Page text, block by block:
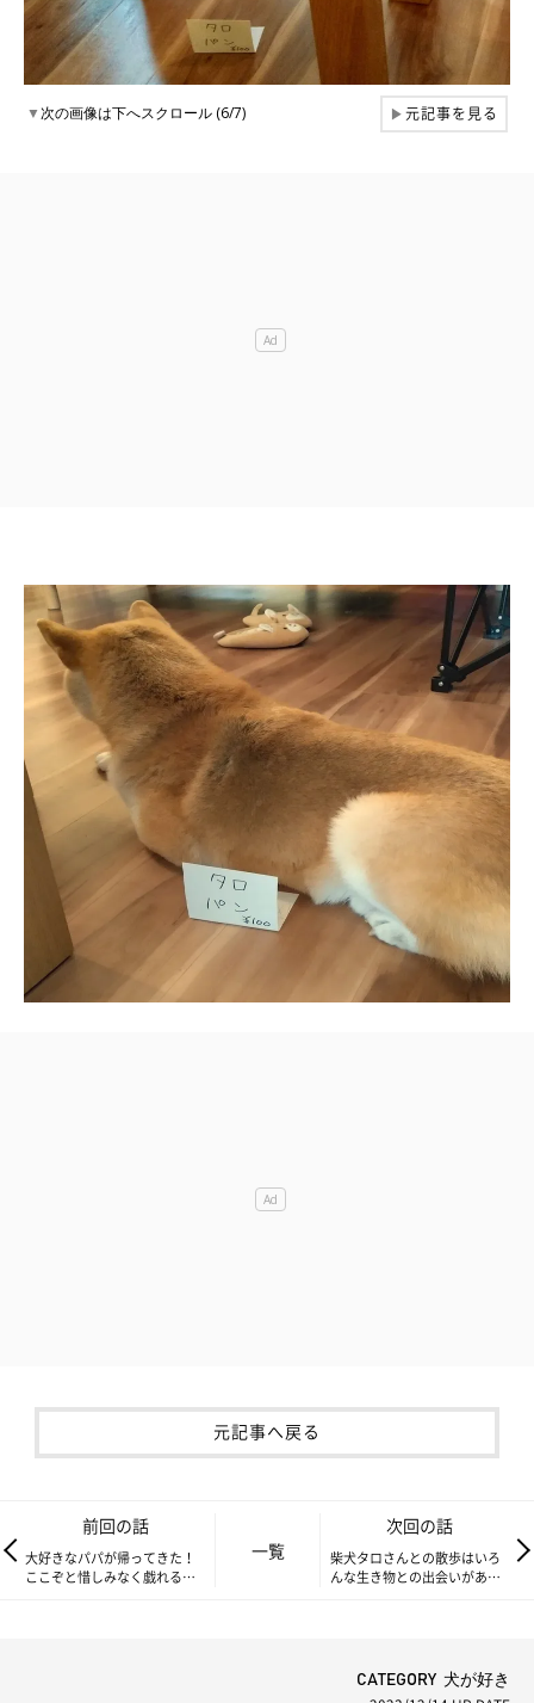
▼次の画像は下へスクロール (6/7) ▶元記事を見る
元記事へ戻る
前回の話
大好きなパパが帰ってきた！
ここぞと惜しみなく戯れる柴
一覧
次回の話
柴犬タロさんとの散歩はいろ
んな生き物との出会いがある|
CATEGORY 犬が好き